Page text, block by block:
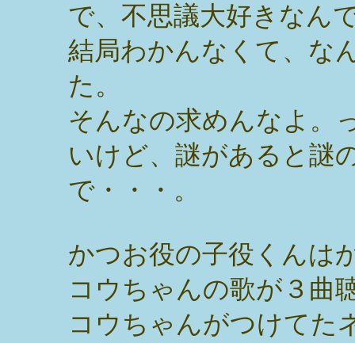
で、不思議大好きなん
結局わかんなくて、な
た。
そんなの求めんなよ。
いけど、謎があると謎
で・・・。
かつお役の子役くんは
コウちゃんの歌が３曲
コウちゃんがつけてた